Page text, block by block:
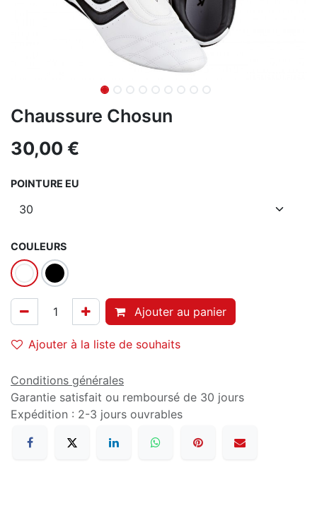
Chaussure Chosun
30,00 €
POINTURE EU
COULEURS
Ajouter au panier
Ajouter à la liste de souhaits
Conditions générales
Garantie satisfait ou remboursé de 30 jours
Expédition : 2-3 jours ouvrables